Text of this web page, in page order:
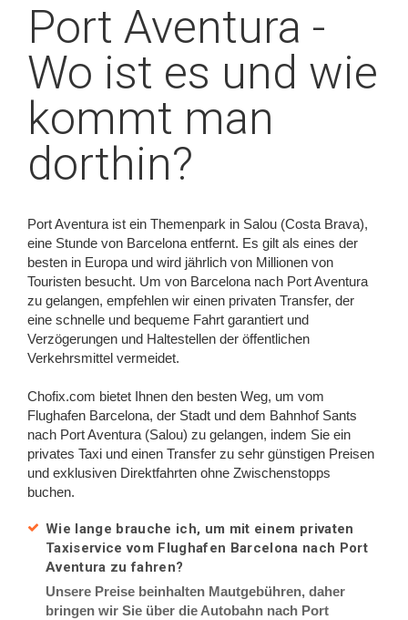
Port Aventura -
Wo ist es und wie
kommt man
dorthin?
Port Aventura ist ein Themenpark in Salou (Costa Brava),
eine Stunde von Barcelona entfernt. Es gilt als eines der
besten in Europa und wird jährlich von Millionen von
Touristen besucht. Um von Barcelona nach Port Aventura
zu gelangen, empfehlen wir einen privaten Transfer, der
eine schnelle und bequeme Fahrt garantiert und
Verzögerungen und Haltestellen der öffentlichen
Verkehrsmittel vermeidet.
Chofix.com bietet Ihnen den besten Weg, um vom
Flughafen Barcelona, der Stadt und dem Bahnhof Sants
nach Port Aventura (Salou) zu gelangen, indem Sie ein
privates Taxi und einen Transfer zu sehr günstigen Preisen
und exklusiven Direktfahrten ohne Zwischenstopps
buchen.
Wie lange brauche ich, um mit einem privaten
Taxiservice vom Flughafen Barcelona nach Port
Aventura zu fahren?
Unsere Preise beinhalten Mautgebühren, daher
bringen wir Sie über die Autobahn nach Port